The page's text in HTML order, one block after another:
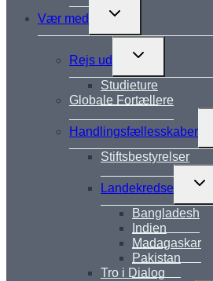
Vær med
Skift
Rejs ud
Skift
Studieture
Globale Fortællere
Handlingsfællesskaber
Stiftsbestyrelser
Landekredse
Skift
Bangladesh
Indien
Madagaskar
Pakistan
Tro i Dialog